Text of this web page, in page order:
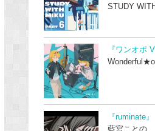
STUDY
『ワンオポ
『ruminate』
藍宮ことの